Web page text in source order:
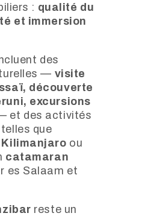
: qualité du
et immersion
des
— visite
découverte
excursions
et des activités
que
Kilimanjaro ou
catamaran
es Salaam et
reste un